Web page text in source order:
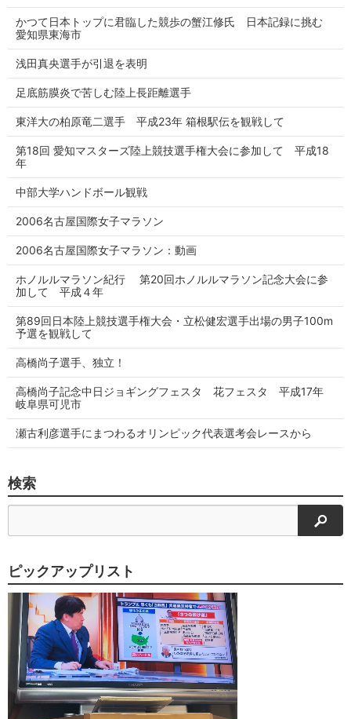
かつて日本トップに君臨した競歩の蟹江修氏 日本記録に挑む
愛知県東海市
浅田真央選手が引退を表明
足底筋膜炎で苦しむ陸上長距離選手
東洋大の柏原竜二選手 平成23年 箱根駅伝を観戦して
第18回 愛知マスターズ陸上競技選手権大会に参加して 平成18
年
中部大学ハンドボール観戦
2006名古屋国際女子マラソン
2006名古屋国際女子マラソン：動画
ホノルルマラソン紀行 第20回ホノルルマラソン記念大会に参
加して 平成４年
第89回日本陸上競技選手権大会・立松健宏選手出場の男子100m
予選を観戦して
高橋尚子選手、独立！
高橋尚子記念中日ジョギングフェスタ 花フェスタ 平成17年
岐阜県可児市
瀬古利彦選手にまつわるオリンピック代表選考会レースから
検索
検索
ピックアップリスト